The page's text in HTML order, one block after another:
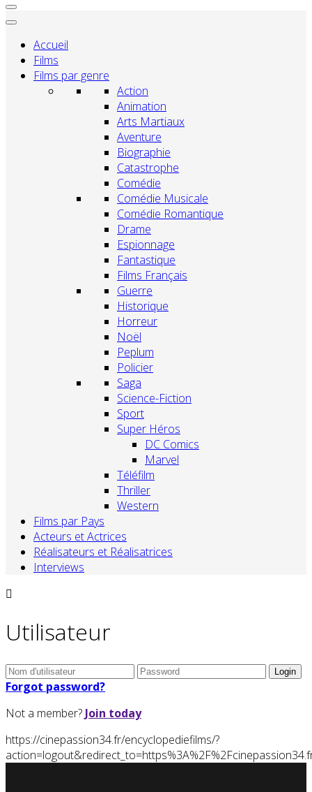
Accueil
Films
Films par genre
Action
Animation
Arts Martiaux
Aventure
Biographie
Catastrophe
Comédie
Comédie Musicale
Comédie Romantique
Drame
Espionnage
Fantastique
Films Français
Guerre
Historique
Horreur
Noël
Peplum
Policier
Saga
Science-Fiction
Sport
Super Héros
DC Comics
Marvel
Téléfilm
Thriller
Western
Films par Pays
Acteurs et Actrices
Réalisateurs et Réalisatrices
Interviews
Utilisateur
Forgot password?
Not a member? Join today
https://cinepassion34.fr/encyclopediefilms/?